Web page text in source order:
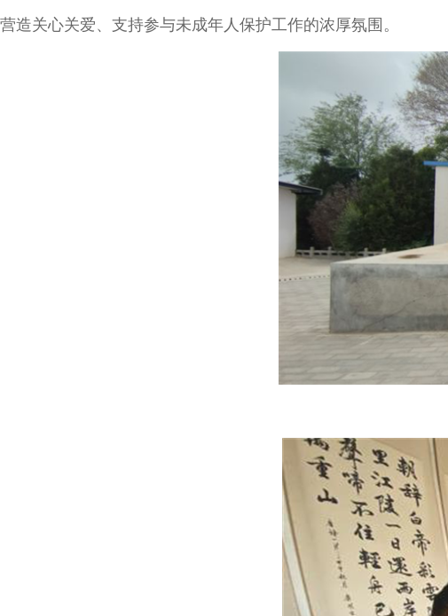
营造关心关爱、支持参与未成年人保护工作的浓厚氛围。